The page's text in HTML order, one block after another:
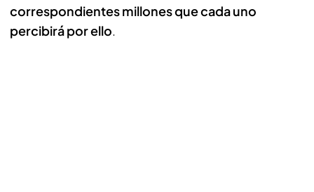
correspondientes millones que cada uno
percibirá por ello.